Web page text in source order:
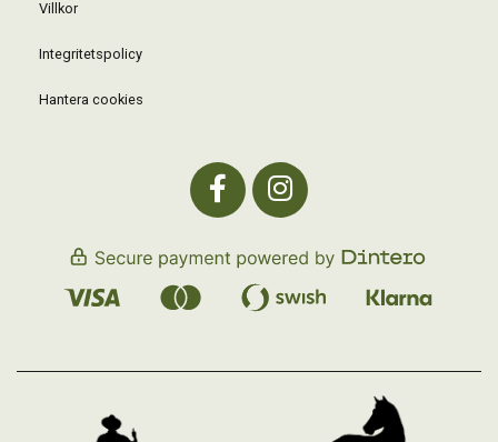
Villkor
Integritetspolicy
Hantera cookies